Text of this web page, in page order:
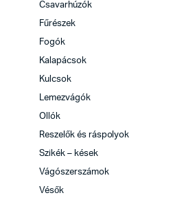
Csavarhúzók
Fűrészek
Fogók
Kalapácsok
Kulcsok
Lemezvágók
Ollók
Reszelők és ráspolyok
Szikék – kések
Vágószerszámok
Vésők